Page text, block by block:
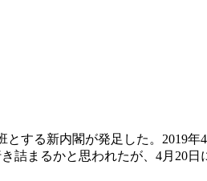
する新内閣が発足した。2019
詰まるかと思われたが、4月20